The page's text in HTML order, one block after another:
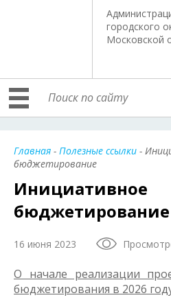
городского
Московской
Главная - Полезные ссылки -
бюджетирование
Инициативное
бюджетирование
16 июня 2023
О начале реализации
бюджетирования в 2026